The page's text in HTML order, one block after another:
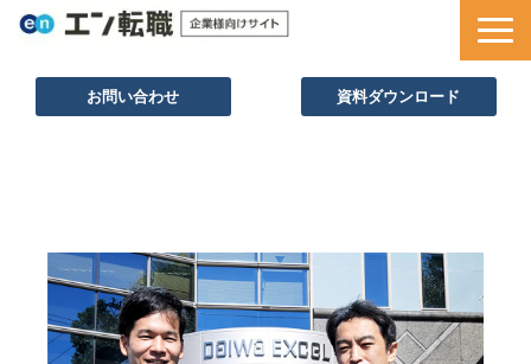
お問い合わせ 資料ダウンロード
セミナー情報
お役立ち資料